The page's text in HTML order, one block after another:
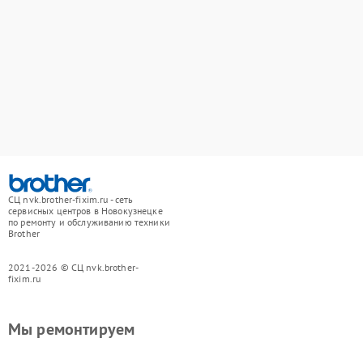
СЦ nvk.brother-fixim.ru - сеть
сервисных центров в Новокузнецке
по ремонту и обслуживанию техники
Brother
2021-2026 © СЦ nvk.brother-
fixim.ru
Мы ремонтируем